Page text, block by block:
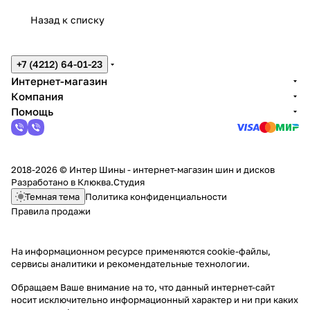
Назад к списку
+7 (4212) 64-01-23
Интернет-магазин
Компания
Помощь
2018-2026 © Интер Шины - интернет-магазин шин и дисков
Разработано в Клюква.Студия
Темная тема Политика конфиденциальности
Правила продажи
На информационном ресурсе применяютсяcookie-файлы,
сервисы аналитики и рекомендательные технологии.
Обращаем Ваше внимание на то, что данный интернет-сайт
носит исключительно информационный характер и ни при каких